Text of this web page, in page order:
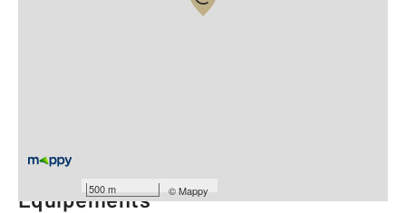
500 m ©Mappy
Équipements